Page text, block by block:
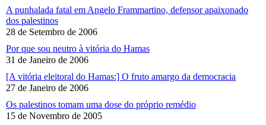
A punhalada fatal em Angelo Frammartino, defensor apaixonado
dos palestinos
28 de Setembro de 2006
Por que sou neutro à vitória do Hamas
31 de Janeiro de 2006
[A vitória eleitoral do Hamas:] O fruto amargo da democracia
27 de Janeiro de 2006
Os palestinos tomam uma dose do próprio remédio
15 de Novembro de 2005